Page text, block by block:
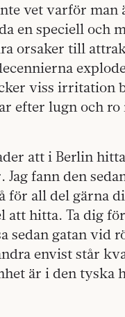
vet varför man
en speciell och
orsaker till
viss irritation
efter lugn och ro
att i Berlin
fann den
för all del gärna
att hitta. Ta dig
sedan gatan vid
envist står
är i den tyska